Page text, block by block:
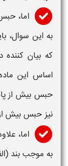
اما، حبس
که بیان
نیز حبس بیش از
اما،